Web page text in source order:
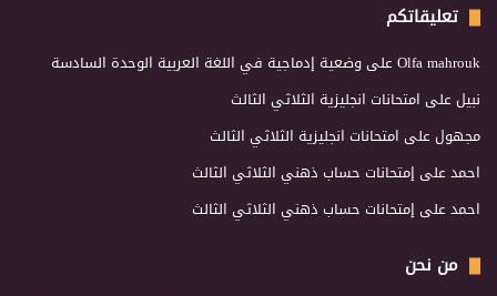
تعليقاتكم
Olfa mahroukعلى وضعية إدماجية في اللغة العربية الوحدة السادسة
نبيلعلى امتحانات انجليزية الثلاثي الثالث
مجهولعلى امتحانات انجليزية الثلاثي الثالث
احمدعلى إمتحانات حساب ذهني الثلاثي الثالث
احمدعلى إمتحانات حساب ذهني الثلاثي الثالث
من نحن